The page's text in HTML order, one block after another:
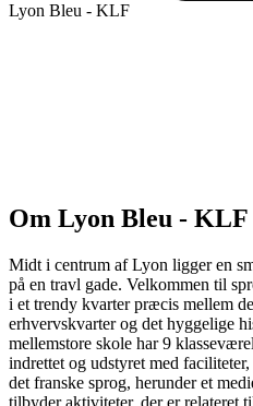
Lyon Bleu - KLF
Om Lyon Bleu - KLF
Midt i centrum af Lyon ligger en
på en travl gade. Velkommen til
i et trendy kvarter præcis mellem
erhvervskvarter og det hyggelige
mellemstore skole har 9
indrettet og udstyret med
det franske sprog, herunder et